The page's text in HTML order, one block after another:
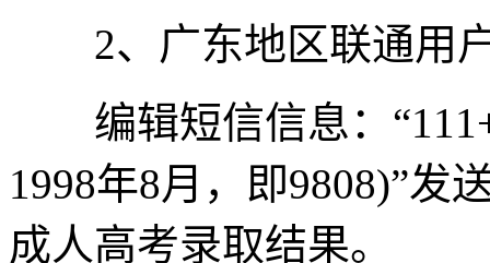
2、广东地区联通用
编辑短信信息：
1998年8月，即9808)”发
成人高考录取结果。